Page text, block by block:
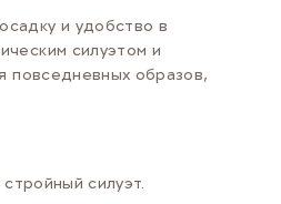
и удобство в
силуэтом и
повседневных образов,
силуэт.